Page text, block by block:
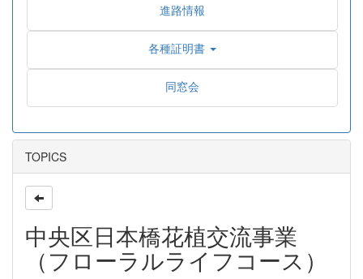
進路情報
各種証明書
同窓会
TOPICS
中央区日本橋花植交流事業
（フローラルライフコース）